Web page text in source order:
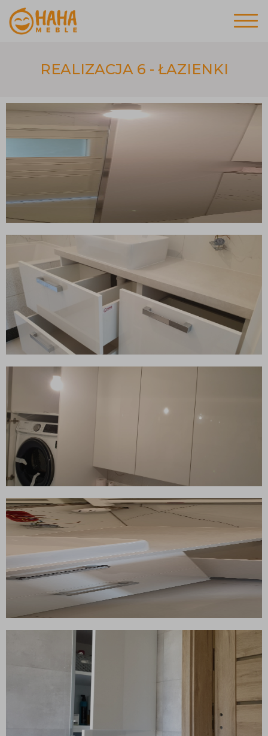
REALIZACJA 6 - ŁAZIENKI